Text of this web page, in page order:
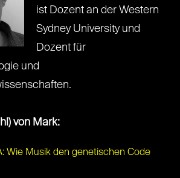
ist Dozent an der Western
Sydney University und
Dozent für
und
von Mark:
Wie Musik den genetischen Code